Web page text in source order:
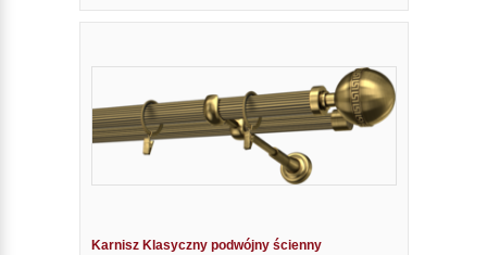
Karnisz Klasyczny podwójny ścienny